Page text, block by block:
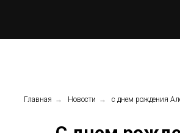
Главная → Новости → с днем рождения